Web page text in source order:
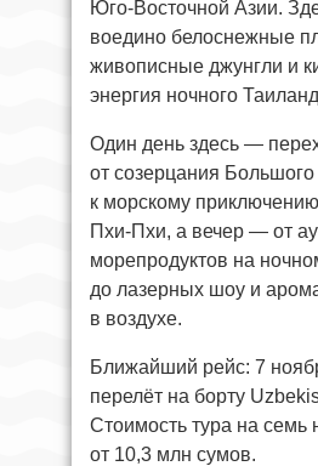
Юго-Восточной Азии.
воедино белоснежные
живописные джунгли и
энергия ночного
Один день здесь —
от созерцания
к морскому
Пхи-Пхи, а вечер — от
морепродуктов на
до лазерных шоу и
в воздухе.
Ближайший рейс: 7
перелёт на борту
Стоимость тура на
от 10,3 млн сумов.